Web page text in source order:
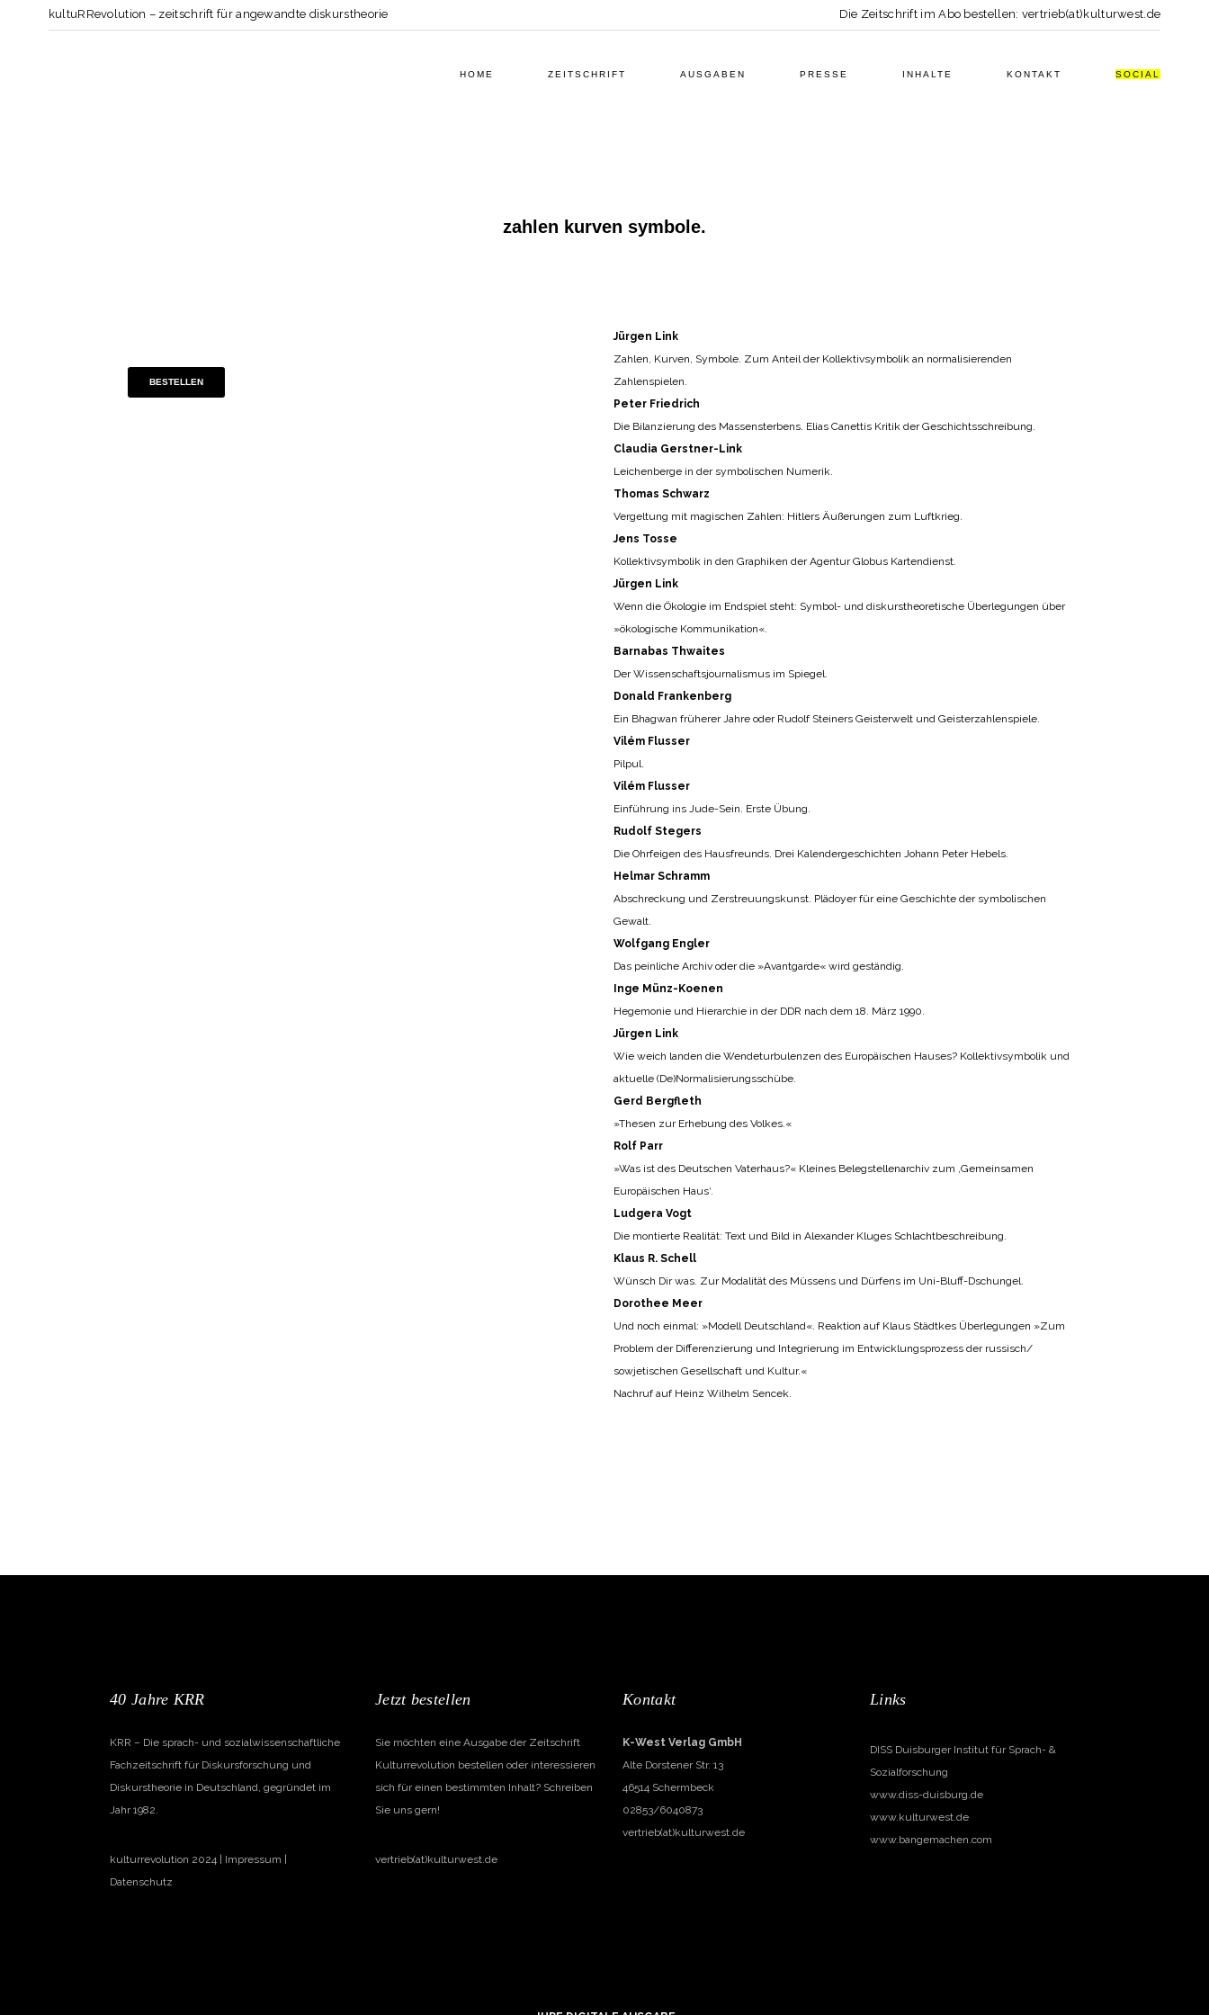
kultuRRevolution – zeitschrift für angewandte diskurstheorie Die Zeitschrift im Abo bestellen: vertrieb(at)kulturwest.de
HOME ZEITSCHRIFT AUSGABEN PRESSE INHALTE KONTAKT SOCIAL
zahlen kurven symbole.
BESTELLEN
Jürgen Link
Zahlen, Kurven, Symbole. Zum Anteil der Kollektivsymbolik an normalisierenden
Zahlenspielen.
Peter Friedrich
Die Bilanzierung des Massensterbens. Elias Canettis Kritik der Geschichtsschreibung.
Claudia Gerstner-Link
Leichenberge in der symbolischen Numerik.
Thomas Schwarz
Vergeltung mit magischen Zahlen: Hitlers Äußerungen zum Luftkrieg.
Jens Tosse
Kollektivsymbolik in den Graphiken der Agentur Globus Kartendienst.
Jürgen Link
Wenn die Ökologie im Endspiel steht: Symbol- und diskurstheoretische Überlegungen über
»ökologische Kommunikation«.
Barnabas Thwaites
Der Wissenschaftsjournalismus im Spiegel.
Donald Frankenberg
Ein Bhagwan früherer Jahre oder Rudolf Steiners Geisterwelt und Geisterzahlenspiele.
Vilém Flusser
Pilpul.
Vilém Flusser
Einführung ins Jude-Sein. Erste Übung.
Rudolf Stegers
Die Ohrfeigen des Hausfreunds. Drei Kalendergeschichten Johann Peter Hebels.
Helmar Schramm
Abschreckung und Zerstreuungskunst. Plädoyer für eine Geschichte der symbolischen
Gewalt.
Wolfgang Engler
Das peinliche Archiv oder die »Avantgarde« wird geständig.
Inge Münz-Koenen
Hegemonie und Hierarchie in der DDR nach dem 18. März 1990.
Jürgen Link
Wie weich landen die Wendeturbulenzen des Europäischen Hauses? Kollektivsymbolik und
aktuelle (De)Normalisierungsschübe.
Gerd Bergfleth
»Thesen zur Erhebung des Volkes.«
Rolf Parr
»Was ist des Deutschen Vaterhaus?« Kleines Belegstellenarchiv zum ‚Gemeinsamen
Europäischen Haus‘.
Ludgera Vogt
Die montierte Realität: Text und Bild in Alexander Kluges Schlachtbeschreibung.
Klaus R. Schell
Wünsch Dir was. Zur Modalität des Müssens und Dürfens im Uni-Bluff-Dschungel.
Dorothee Meer
Und noch einmal: »Modell Deutschland«. Reaktion auf Klaus Städtkes Überlegungen »Zum
Problem der Differenzierung und Integrierung im Entwicklungsprozess der russisch/
sowjetischen Gesellschaft und Kultur.«
Nachruf auf Heinz Wilhelm Sencek.
40 Jahre KRR
KRR – Die sprach- und sozialwissenschaftliche
Fachzeitschrift für Diskursforschung und
Diskurstheorie in Deutschland, gegründet im
Jahr 1982.
kulturrevolution 2024 | Impressum
Datenschutz
Jetzt bestellen
Sie möchten eine Ausgabe der Zeitschrift
Kulturrevolution bestellen oder interessieren
sich für einen bestimmten Inhalt? Schreiben
Sie uns gern!
vertrieb(at)kulturwest.de
Kontakt
K-West Verlag GmbH
Alte Dorstener Str. 13
46514 Schermbeck
02853/6040873
vertrieb(at)kulturwest.de
Links
DISS Duisburger Institut für Sprach- &
Sozialforschung
www.diss-duisburg.de
www.kulturwest.de
www.bangemachen.com